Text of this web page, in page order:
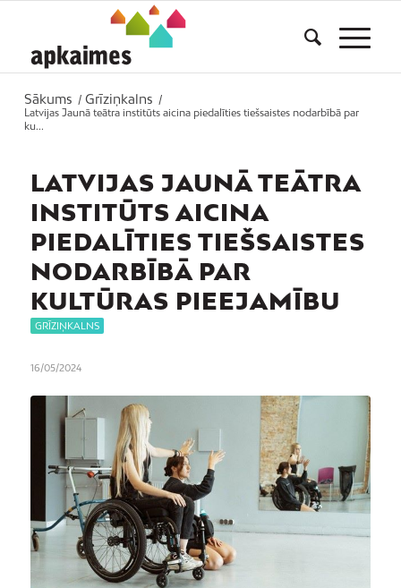
Sākums / Grīziņkalns
/
Latvijas Jaunā teātra institūts aicina piedalīties tiešsaistes nodarbībā par
ku...
LATVIJAS JAUNĀ TEĀTRA
INSTITŪTS AICINA
PIEDALĪTIES TIEŠSAISTES
NODARBĪBĀ PAR
KULTŪRAS PIEEJAMĪBU
GRĪZIŅKALNS
16/05/2024